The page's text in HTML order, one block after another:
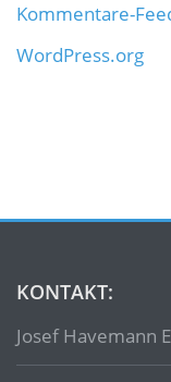
Kommentare-
WordPress.org
KONTAKT:
Josef Havemann